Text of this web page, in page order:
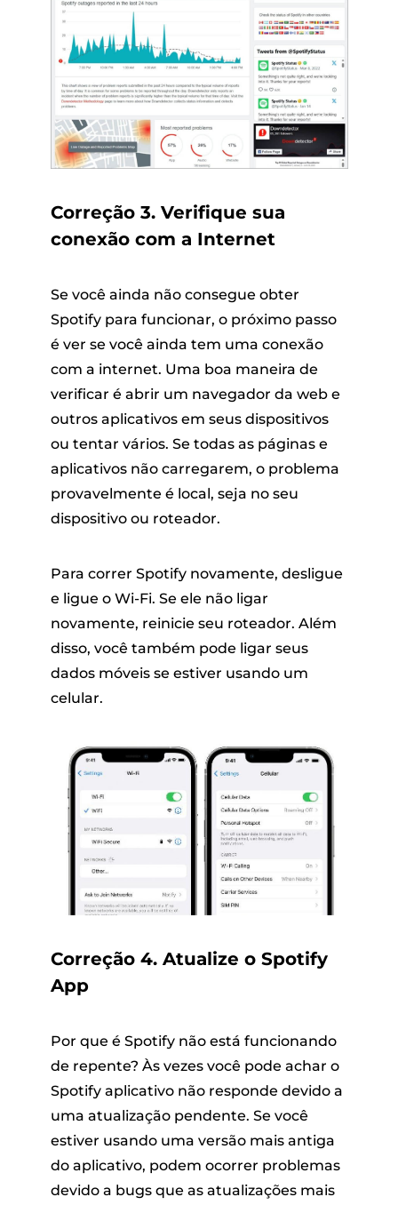
Correção 3. Verifique sua
conexão com a Internet
Se você ainda não consegue obter
Spotify para funcionar, o próximo passo
é ver se você ainda tem uma conexão
com a internet. Uma boa maneira de
verificar é abrir um navegador da web e
outros aplicativos em seus dispositivos
ou tentar vários. Se todas as páginas e
aplicativos não carregarem, o problema
provavelmente é local, seja no seu
dispositivo ou roteador.
Para correr Spotify novamente, desligue
e ligue o Wi-Fi. Se ele não ligar
novamente, reinicie seu roteador. Além
disso, você também pode ligar seus
dados móveis se estiver usando um
celular.
Correção 4. Atualize o Spotify
App
Por que é Spotify não está funcionando
de repente? Às vezes você pode achar o
Spotify aplicativo não responde devido a
uma atualização pendente. Se você
estiver usando uma versão mais antiga
do aplicativo, podem ocorrer problemas
devido a bugs que as atualizações mais